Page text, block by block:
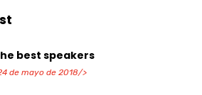
best speakers
de mayo de 2018/>